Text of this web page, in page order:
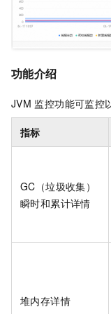
功能介绍
JVM 监控功能可监控
指标
GC（垃圾收集）
瞬时和累计详情
堆内存详情